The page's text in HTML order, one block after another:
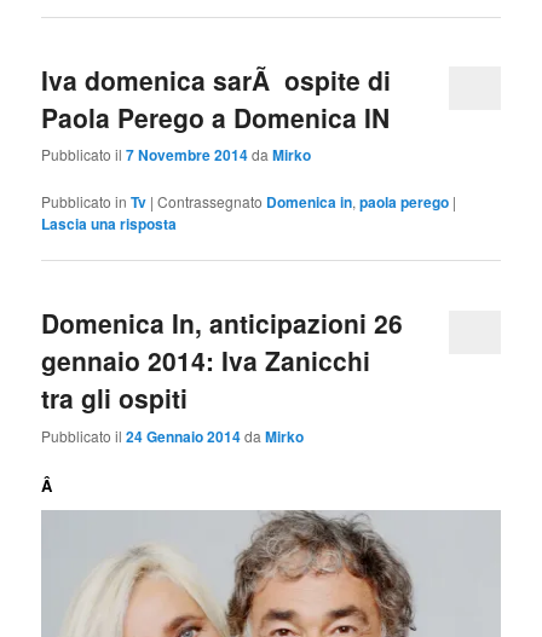
Iva domenica sarÃ ospite di
Paola Perego a Domenica IN
Pubblicato il7 Novembre 2014daMirko
Pubblicato in Tv |Contrassegnato Domenica in,paola perego |
Lascia una risposta
Domenica In, anticipazioni 26
gennaio 2014: Iva Zanicchi
tra gli ospiti
Pubblicato il24 Gennaio 2014daMirko
Â